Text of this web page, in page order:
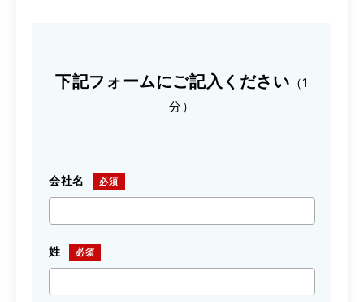
下記フォームにご記入ください （1
分）
会社名
姓